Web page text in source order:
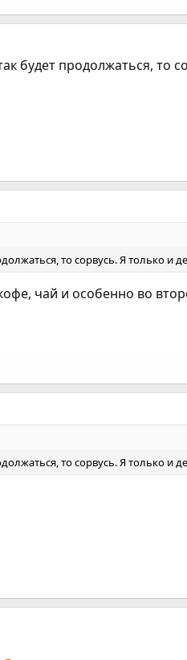
будет продолжаться, то
то сорвусь. Я только и
чай и особенно во
то сорвусь. Я только и